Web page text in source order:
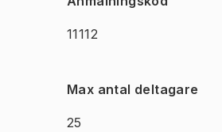
11112
Max antal deltagare
25